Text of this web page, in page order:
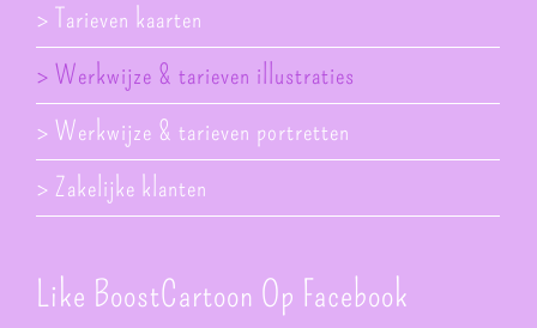
> Tarieven kaarten
> Werkwijze & tarieven illustraties
> Werkwijze & tarieven portretten
> Zakelijke klanten
Like BoostCartoon Op Facebook